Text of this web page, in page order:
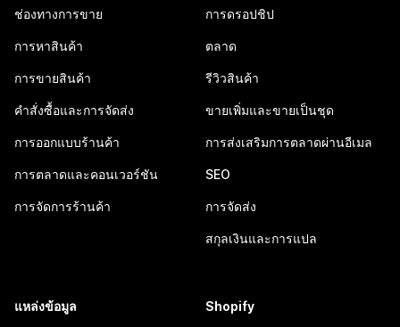
ช่องทางการขาย
การหาสินค้า
การขายสินค้า
คำสั่งซื้อและการจัดส่ง
การออกแบบร้านค้า
การตลาดและคอนเวอร์ชัน
การจัดการร้านค้า
การดรอปชิป
ตลาด
รีวิวสินค้า
ขายเพิ่มและขายเป็นชุด
การส่งเสริมการตลาดผ่านอีเมล
SEO
การจัดส่ง
สกุลเงินและการแปล
แหล่งข้อมูล Shopify